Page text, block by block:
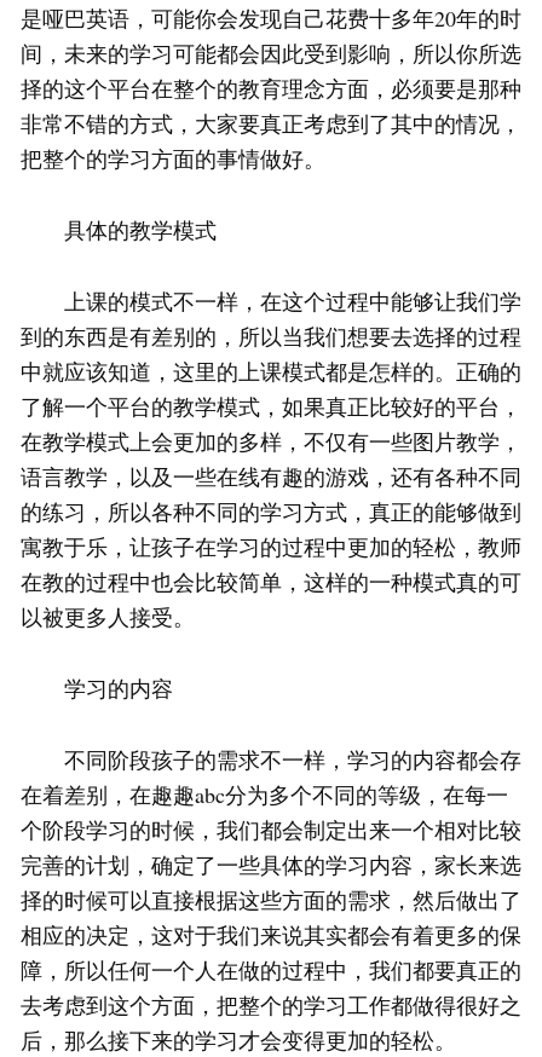
是哑巴英语，可能你会发现自己花费十多年20年的时
间，未来的学习可能都会因此受到影响，所以你所选
择的这个平台在整个的教育理念方面，必须要是那种
非常不错的方式，大家要真正考虑到了其中的情况，
把整个的学习方面的事情做好。
具体的教学模式
上课的模式不一样，在这个过程中能够让我们学
到的东西是有差别的，所以当我们想要去选择的过程
中就应该知道，这里的上课模式都是怎样的。正确的
了解一个平台的教学模式，如果真正比较好的平台，
在教学模式上会更加的多样，不仅有一些图片教学，
语言教学，以及一些在线有趣的游戏，还有各种不同
的练习，所以各种不同的学习方式，真正的能够做到
寓教于乐，让孩子在学习的过程中更加的轻松，教师
在教的过程中也会比较简单，这样的一种模式真的可
以被更多人接受。
学习的内容
不同阶段孩子的需求不一样，学习的内容都会存
在着差别，在趣趣abc分为多个不同的等级，在每一
个阶段学习的时候，我们都会制定出来一个相对比较
完善的计划，确定了一些具体的学习内容，家长来选
择的时候可以直接根据这些方面的需求，然后做出了
相应的决定，这对于我们来说其实都会有着更多的保
障，所以任何一个人在做的过程中，我们都要真正的
去考虑到这个方面，把整个的学习工作都做得很好之
后，那么接下来的学习才会变得更加的轻松。